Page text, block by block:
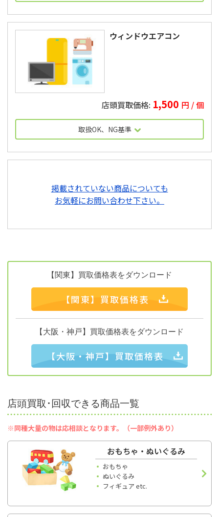
2010年製以上
ウィンドウエアコン
1,500 円 / 個
取扱OK、NG基準
2010年製以上
掲載されていない商品についても
お気軽にお問い合わせ下さい。
【関東】買取価格表をダウンロード
【関東】買取価格表
【大阪・神戸】買取価格表をダウンロード
【大阪・神戸】買取価格表
店頭買取･回収できる商品一覧
※同種大量の物は応相談となります。（一部例外あり）
おもちゃ・ぬいぐるみ
おもちゃ
ぬいぐるみ
フィギュア etc.